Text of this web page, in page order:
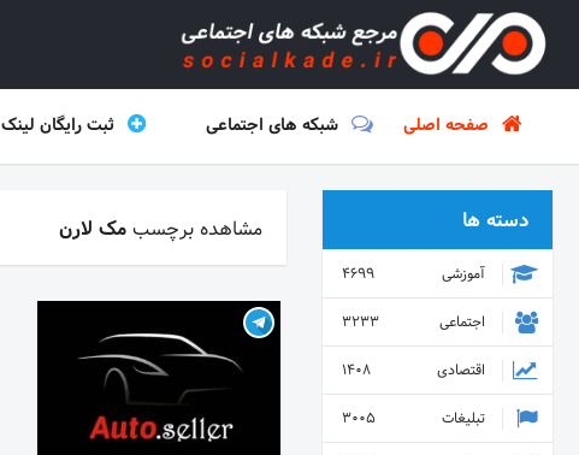
صفحه اصلی شبکه های اجتماعی ثبت رایگان لینک
مشاهده برچسب مک لارن دسته ها
آموزشی
4699
اجتماعی
3233
اقتصادی
1408
تبلیغات
3005